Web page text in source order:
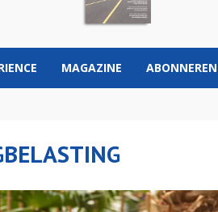
MAGAZINE ABONNEREN